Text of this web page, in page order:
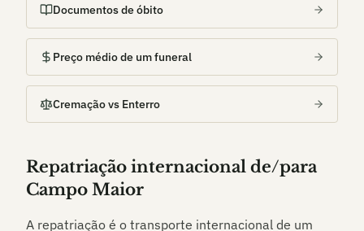
Documentos de óbito
Preço médio de um funeral
Cremação vs Enterro
Repatriação internacional de/para
Campo Maior
A repatriação é o transporte internacional de um